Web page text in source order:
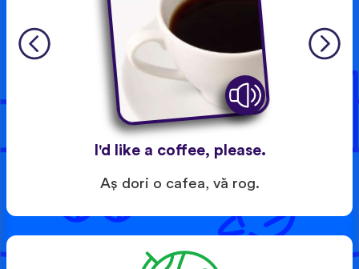
I'd like a coffee, please.
Aş dori o cafea, vă rog.